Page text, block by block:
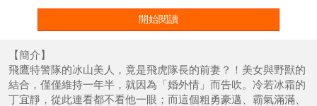
開始閱讀
【簡介】
飛鷹特警隊的冰山美人，竟是飛虎隊長的前妻？！美女與野獸的
結合，僅僅維持一年半，就因為「婚外情」而告吹。冷若冰霜的
丁宜靜，從此連看都不看他一眼；而這個粗勇豪邁、霸氣滿滿、